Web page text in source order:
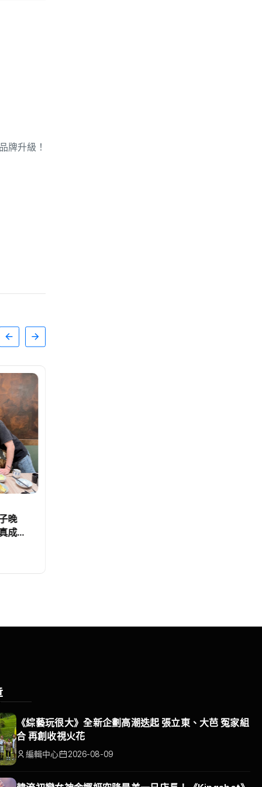
收
答應
《綜藝玩很大》全新企劃高潮迭起 張立東、大芭 冤家組
合 再創收視火花
編輯中心 2026-08-09